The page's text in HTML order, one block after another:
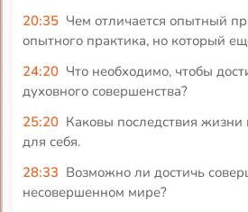
20:35 Чем отличается опытный
опытного практика, но который
24:20 Что необходимо, чтобы
духовного совершенства?
25:20 Каковы последствия жизни
для себя.
28:33 Возможно ли достичь
несовершенном мире?